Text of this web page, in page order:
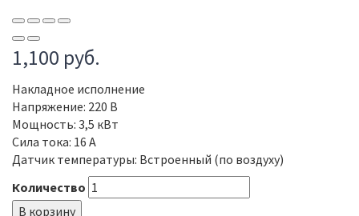
1,100 руб.
Накладное исполнение
Напряжение: 220 В
Мощность: 3,5 кВт
Сила тока: 16 А
Датчик температуры: Встроенный (по воздуху)
Количество
В корзину